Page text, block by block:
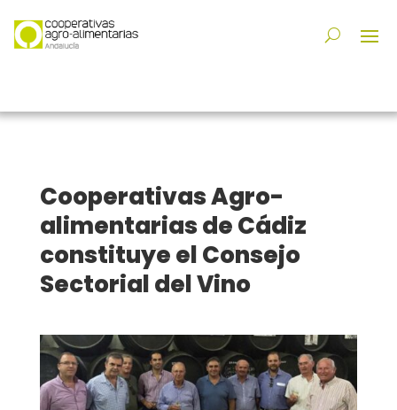
Cooperativas Agro-
alimentarias de Cádiz
constituye el Consejo
Sectorial del Vino